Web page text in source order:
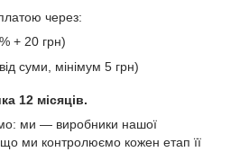
через:
+ 20 грн)
суми, мінімум 5 грн)
12 місяців.
ми — виробники нашої
що ми контролюємо кожен етап її